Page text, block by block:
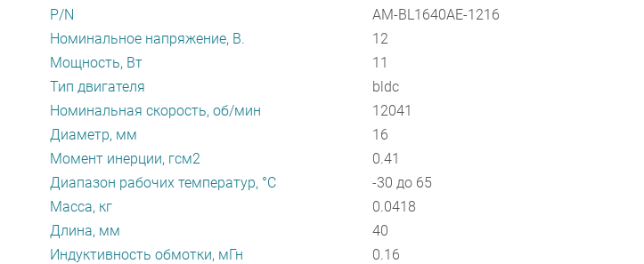
P/N
AM-BL1640AE-1216
Номинальное напряжение, В.
12
Мощность, Вт
11
Тип двигателя
bldc
Номинальная скорость, об/мин
12041
Диаметр, мм
16
Момент инерции, гсм2
0.41
Диапазон рабочих температур, °С
-30 до 65
Масса, кг
0.0418
Длина, мм
40
Индуктивность обмотки, мГн
0.16